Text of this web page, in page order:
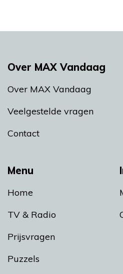
Menu
Home
TV & Radio
Prijsvragen
Puzzels
Over MAX Vandaag
Over MAX Vandaag
Veelgestelde vragen
Contact